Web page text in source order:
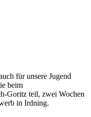
für unsere Jugend
beim
Goritz teil, zwei Wochen
in Irdning.